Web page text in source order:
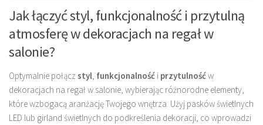
Jak łączyć styl, funkcjonalność i przytulną
atmosferę w dekoracjach na regał w
salonie?
Optymalnie połącz styl funkcjonalność i przytulnośćw
dekoracjach na regał w salonie, wybierając różnorodne elementy,
które wzbogacą aranżację Twojego wnętrza. Użyj pasków świetlnych
LED lub girland świetlnych do podkreślenia dekoracji, co wprowadzi